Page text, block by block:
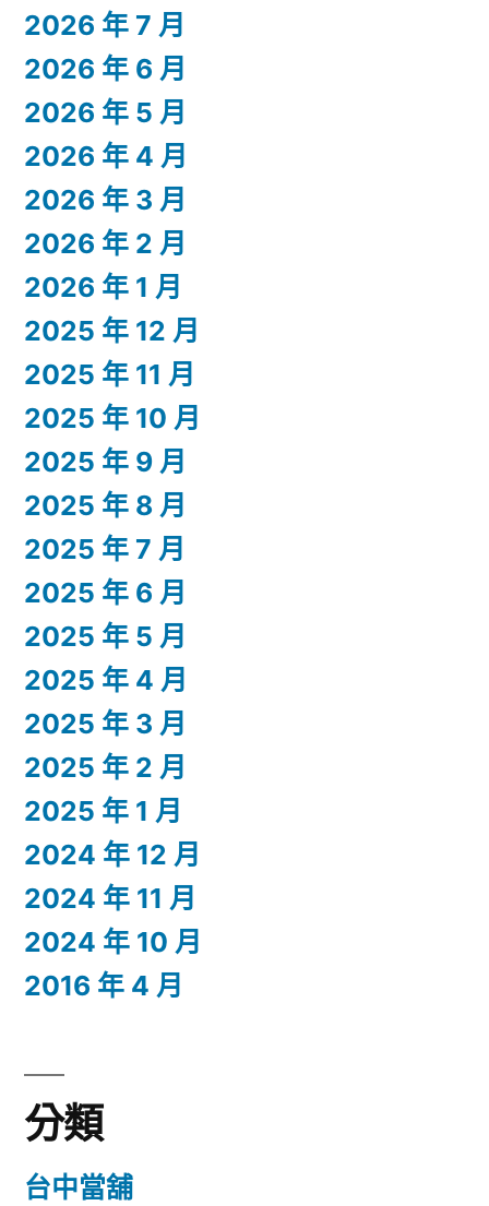
2026 年 7 月
2026 年 6 月
2026 年 5 月
2026 年 4 月
2026 年 3 月
2026 年 2 月
2026 年 1 月
2025 年 12 月
2025 年 11 月
2025 年 10 月
2025 年 9 月
2025 年 8 月
2025 年 7 月
2025 年 6 月
2025 年 5 月
2025 年 4 月
2025 年 3 月
2025 年 2 月
2025 年 1 月
2024 年 12 月
2024 年 11 月
2024 年 10 月
2016 年 4 月
分類
台中當舖